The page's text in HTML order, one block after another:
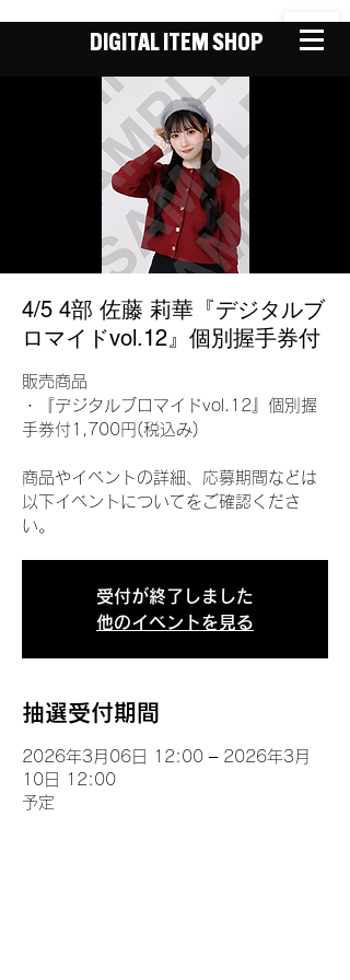
DIGITAL ITEM SHOP
4/5 4部 佐藤 莉華『デジタルブ
ロマイドvol.12』個別握手券付
販売商品
・『デジタルブロマイドvol.12』個別握
手券付1,700円(税込み)
商品やイベントの詳細、応募期間などは
以下イベントについてをご確認くださ
い。
受付が終了しました
他のイベントを見る
抽選受付期間
2026年3月06日 12:00 – 2026年3月
10日 12:00
予定